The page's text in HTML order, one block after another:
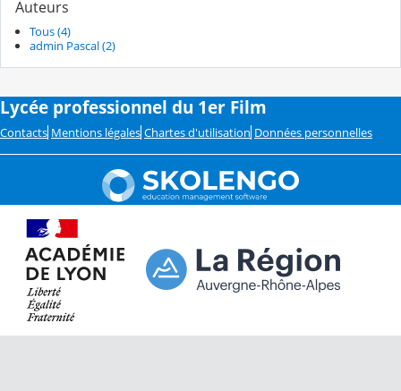
Auteurs
Tous (4)
admin Pascal (2)
Lycée professionnel du 1er Film
Contacts Mentions légales Chartes d'utilisation Données personnelles